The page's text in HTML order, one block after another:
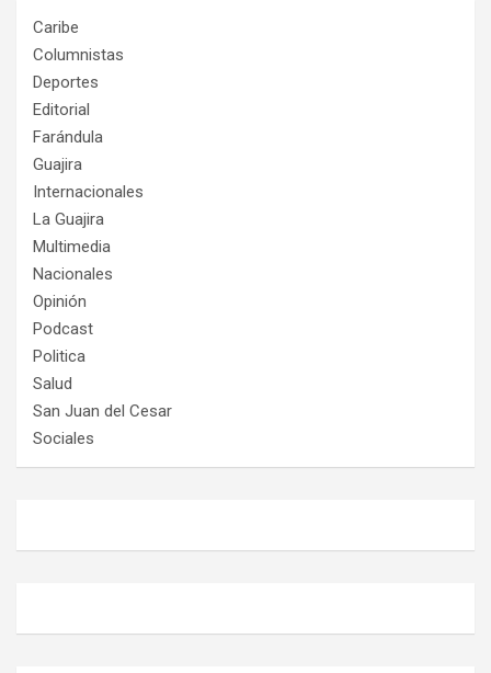
Caribe
Columnistas
Deportes
Editorial
Farándula
Guajira
Internacionales
La Guajira
Multimedia
Nacionales
Opinión
Podcast
Politica
Salud
San Juan del Cesar
Sociales